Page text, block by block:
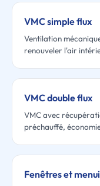
VMC simple flux
Ventilation
renouveler l'air
VMC double flux
VMC avec
préchauffé,
Fenêtres et